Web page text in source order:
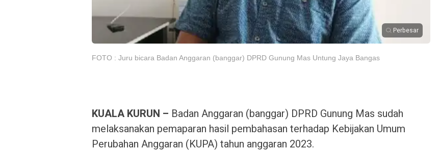
Perbesar
FOTO : Juru bicara Badan Anggaran (banggar) DPRD Gunung Mas Untung Jaya Bangas
KUALA KURUN – Badan Anggaran (banggar) DPRD Gunung Mas sudah
melaksanakan pemaparan hasil pembahasan terhadap Kebijakan Umum
Perubahan Anggaran (KUPA) tahun anggaran 2023.